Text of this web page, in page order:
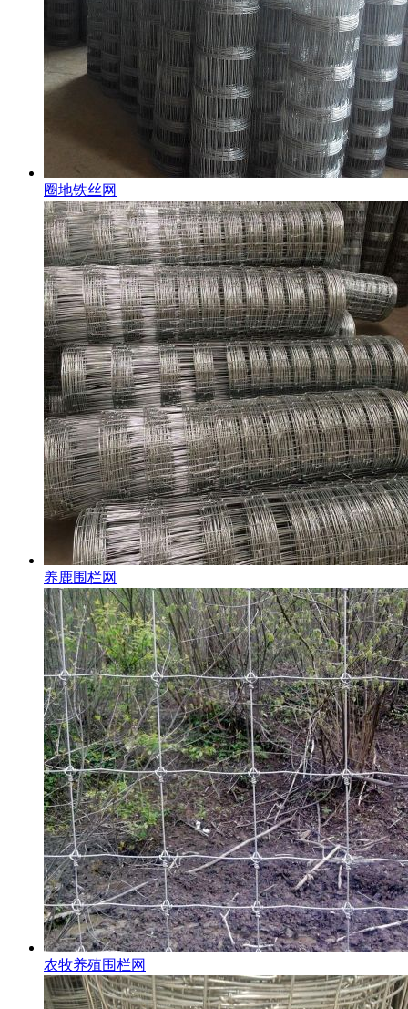
圈地铁丝网
养鹿围栏网
农牧养殖围栏网